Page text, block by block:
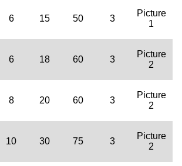
6 15 50 3
Picture
1
6 18 60 3
Picture
2
8 20 60 3
Picture
2
10 30 75 3
Picture
2